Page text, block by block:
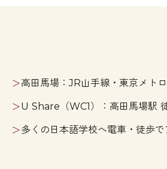
＞高田馬場：JR山手線・東京メト
＞U Share（WC1）：高田馬場駅
＞多くの日本語学校へ電車・徒歩